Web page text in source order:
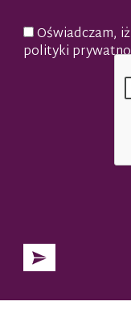
Oświadczam,
polityki